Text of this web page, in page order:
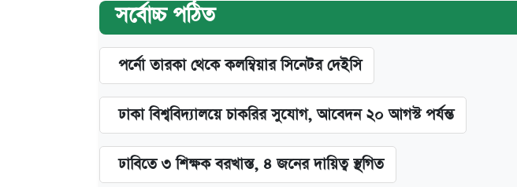
সর্বোচ্চ পঠিত
পর্নো তারকা থেকে কলম্বিয়ার সিনেটর দেইসি
ঢাকা বিশ্ববিদ্যালয়ে চাকরির সুযোগ, আবেদন ২০ আগস্ট পর্যন্ত
ঢাবিতে ৩ শিক্ষক বরখাস্ত, ৪ জনের দায়িত্ব স্থগিত